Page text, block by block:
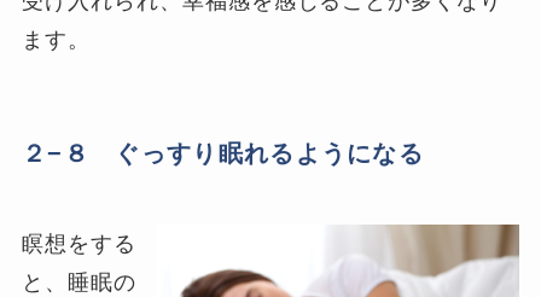
ます。
２−８ ぐっすり眠れるようになる
瞑想をする
と、睡眠の